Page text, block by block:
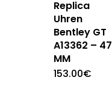
Replica
Uhren
Bentley GT
A13362 – 47
MM
153.00€